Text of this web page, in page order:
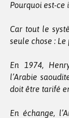
Pourquoi est-ce
Car tout le
seule chose :
En 1974,
l’Arabie
doit être tarifé
En échange,